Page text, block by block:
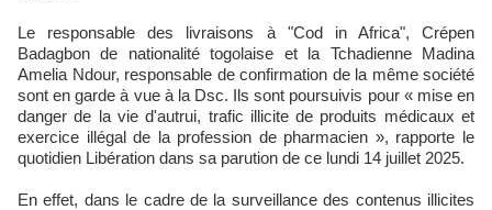
Le responsable des livraisons à "Cod in Africa", Crépen
Badagbon de nationalité togolaise et la Tchadienne Madina
Amelia Ndour, responsable de confirmation de la même société
sont en garde à vue à la Dsc. Ils sont poursuivis pour « mise en
danger de la vie d'autrui, trafic illicite de produits médicaux et
exercice illégal de la profession de pharmacien », rapporte le
quotidien Libération dans sa parution de ce lundi 14 juillet 2025.
En effet, dans le cadre de la surveillance des contenus illicites